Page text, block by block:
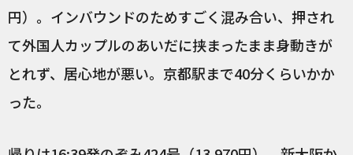
円）。インバウンドのためすごく混み合い、押され
て外国人カップルのあいだに挟まったまま身動きが
とれず、居心地が悪い。京都駅まで40分くらいかか
った。